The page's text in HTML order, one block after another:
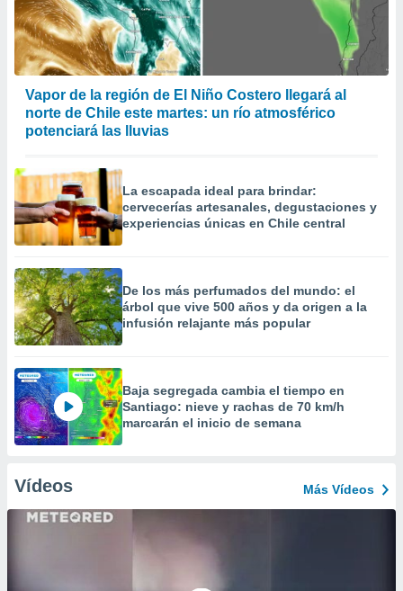
Vapor de la región de El Niño Costero llegará al
norte de Chile este martes: un río atmosférico
potenciará las lluvias
La escapada ideal para brindar:
cervecerías artesanales, degustaciones y
experiencias únicas en Chile central
De los más perfumados del mundo: el
árbol que vive 500 años y da origen a la
infusión relajante más popular
Baja segregada cambia el tiempo en
Santiago: nieve y rachas de 70 km/h
marcarán el inicio de semana
Vídeos Más Vídeos